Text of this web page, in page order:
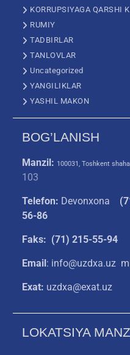
KORRUPSIYAGA QARSHI
RUMIY
TADBIRLAR
TANLOVLAR
Uncategorized
YANGILIKLAR
YASHIL MAKON
BOG’LANISH
Manzil: 100031, Toshkent
103
Telefon: Devonxona (
56-86
Faks: (71) 215-55-94
Email : info@uzdxa.uz
Exat: uzdxa@exat.uz
LOKATSIYA